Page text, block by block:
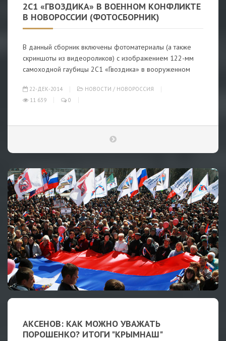
2С1 «ГВОЗДИКА» В ВОЕННОМ КОНФЛИКТЕ
В НОВОРОССИИ (ФОТОСБОРНИК)
В данный сборник включены фотоматериалы (а также
скриншоты из видеороликов) с изображени­ем 122-мм
самоходной гаубицы 2С1 «Гвоздика» в вооруженном
22-ДЕК-2014 НОВОСТИ / НОВОРОССИЯ
11 639
0
АКСЕНОВ: КАК МОЖНО УВАЖАТЬ
ПОРОШЕНКО? ИТОГИ "КРЫМНАШ"